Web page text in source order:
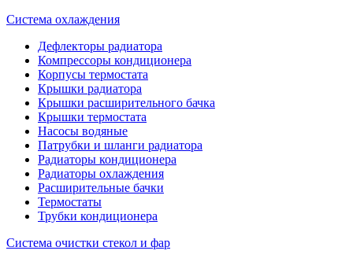
Система охлаждения
Дефлекторы радиатора
Компрессоры кондиционера
Корпусы термостата
Крышки радиатора
Крышки расширительного бачка
Крышки термостата
Насосы водяные
Патрубки и шланги радиатора
Радиаторы кондиционера
Радиаторы охлаждения
Расширительные бачки
Термостаты
Трубки кондиционера
Система очистки стекол и фар